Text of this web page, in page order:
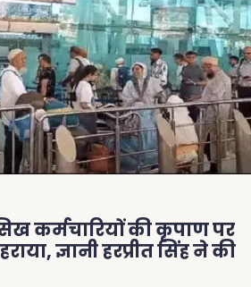
कर्मचारियों की कृपाण पर
ज्ञानी हरप्रीत सिंह ने की